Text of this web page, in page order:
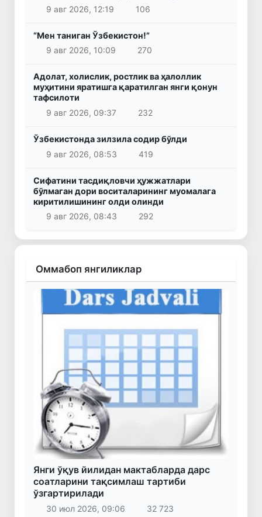
9 авг 2026, 12:19
106
“Мен таниган Ўзбекистон!”
9 авг 2026, 10:09
270
Адолат, холислик, ростлик ва ҳалоллик
муҳитини яратишга қаратилган янги қонун
тафсилоти
9 авг 2026, 09:37
232
Ўзбекистонда зилзила содир бўлди
9 авг 2026, 08:53
419
Сифатини тасдиқловчи ҳужжатлари
бўлмаган дори воситаларининг муомалага
киритилишининг олди олинди
9 авг 2026, 08:43
292
Оммабоп янгиликлар
Янги ўқув йилидан мактабларда дарс
соатларини тақсимлаш тартиби
ўзгартирилади
30 июл 2026, 09:06 32 723